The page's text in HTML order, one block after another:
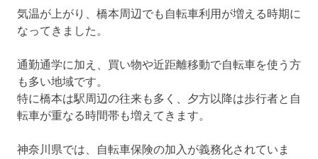
気温が上がり、橋本周辺でも自転車利用が増える時期に
なってきました。
通勤通学に加え、買い物や近距離移動で自転車を使う方
も多い地域です。
特に橋本は駅周辺の往来も多く、夕方以降は歩行者と自
転車が重なる時間帯も増えてきます。
神奈川県では、自転車保険の加入が義務化されていま